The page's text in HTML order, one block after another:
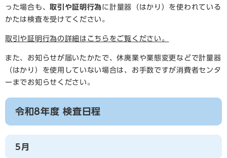
った場合も、取引や証明行為に計量器（はかり）を使われている
かたは検査を受けてください。
取引や証明行為の詳細はこちらをご覧ください。
また、お知らせが届いたかたで、休廃業や業態変更などで計量器
（はかり）を使用していない場合は、お手数ですが消費者センタ
ーまでお知らせください。
令和8年度 検査日程
5月